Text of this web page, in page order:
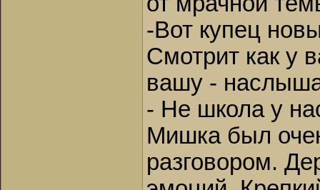
-Вот купец
Смотрит как у
вашу -
- Не школа у
Мишка был
разговором.